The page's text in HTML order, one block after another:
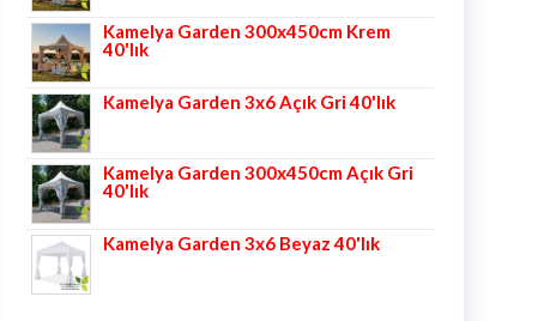
Kamelya Garden 300x450cm Krem
40'lık
Kamelya Garden 3x6 Açık Gri 40'lık
Kamelya Garden 300x450cm Açık Gri
40'lık
Kamelya Garden 3x6 Beyaz 40'lık